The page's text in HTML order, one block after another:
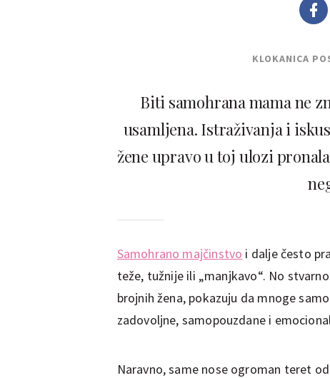
KLOKANICA
Biti samohrana mama ne
usamljena. Istraživanja i
žene upravo u toj ulozi
Samohrano majčinstvo i dalje često
teže, tužnije ili „manjkavo“. No
brojnih žena, pokazuju da mnoge
zadovoljne, samopouzdane i
Naravno, same nose ogroman teret